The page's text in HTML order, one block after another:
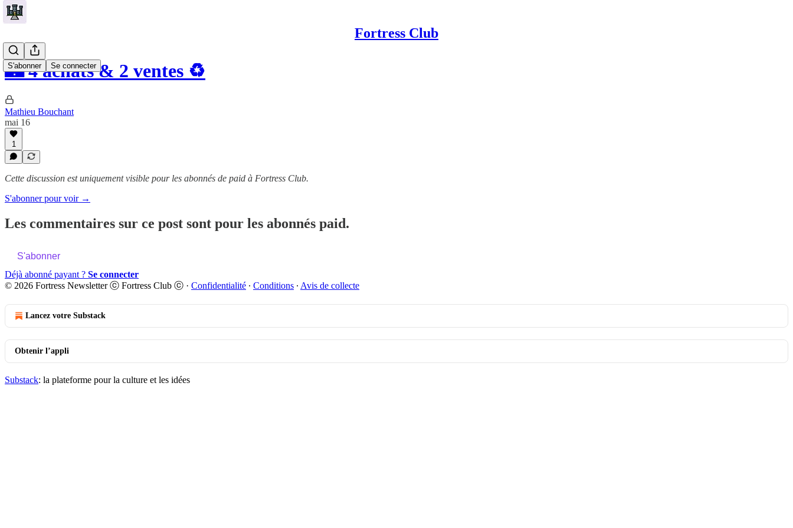
Fortress Club
S'abonner Se connecter
🏰 4 achats & 2 ventes ♻️
Mathieu Bouchant
mai 16
1
Cette discussion est uniquement visible pour les abonnés de paid à Fortress Club.
S'abonner pour voir →
Les commentaires sur ce post sont pour les abonnés paid.
S'abonner
Déjà abonné payant ? Se connecter
© 2026 Fortress Newsletter ⓒ Fortress Club ⓒ · Confidentialité ∙ Conditions ∙ Avis de collecte
Lancez votre Substack
Obtenir l’appli
Substack: la plateforme pour la culture et les idées